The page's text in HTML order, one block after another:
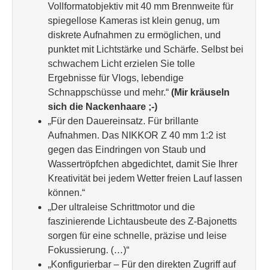
Vollformatobjektiv mit 40 mm Brennweite für
spiegellose Kameras ist klein genug, um
diskrete Aufnahmen zu ermöglichen, und
punktet mit Lichtstärke und Schärfe. Selbst bei
schwachem Licht erzielen Sie tolle
Ergebnisse für Vlogs, lebendige
Schnappschüsse und mehr.“ (Mir kräuseln
sich die Nackenhaare ;-)
„Für den Dauereinsatz. Für brillante
Aufnahmen. Das NIKKOR Z 40 mm 1:2 ist
gegen das Eindringen von Staub und
Wassertröpfchen abgedichtet, damit Sie Ihrer
Kreativität bei jedem Wetter freien Lauf lassen
können.“
„Der ultraleise Schrittmotor und die
faszinierende Lichtausbeute des Z-Bajonetts
sorgen für eine schnelle, präzise und leise
Fokussierung. (…)“
„Konfigurierbar – Für den direkten Zugriff auf